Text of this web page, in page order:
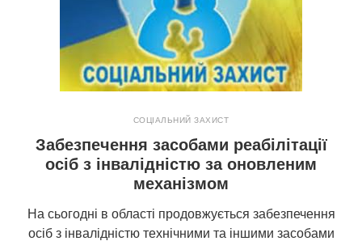
СОЦІАЛЬНИЙ ЗАХИСТ
Забезпечення засобами реабілітації
осіб з інвалідністю за оновленим
механізмом
На сьогодні в області продовжується забезпечення
осіб з інвалідністю технічними та іншими засобами